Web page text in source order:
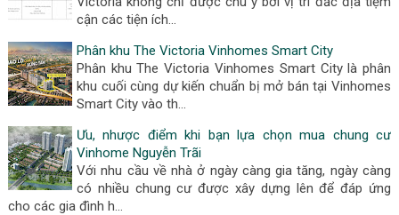
cận các tiện ích…
Phân khu The Victoria Vinhomes Smart City
Phân khu The Victoria Vinhomes Smart City là phân
khu cuối cùng dự kiến chuẩn bị mở bán tại Vinhomes
Smart City vào th…
Ưu, nhược điểm khi bạn lựa chọn mua chung cư
Vinhome Nguyễn Trãi
Với nhu cầu về nhà ở ngày càng gia tăng, ngày càng
có nhiều chung cư được xây dựng lên để đáp ứng
cho các gia đình h…